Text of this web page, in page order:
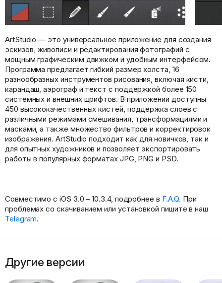
ArtStudio — это универсальное приложение для создания
эскизов, живописи и редактирования фотографий с
мощным графическим движком и удобным интерфейсом.
Программа предлагает гибкий размер холста, 16
разнообразных инструментов рисования, включая кисти,
карандаш, аэрограф и текст с поддержкой более 150
системных и внешних шрифтов. В приложении доступны
450 высококачественных кистей, поддержка слоев с
различными режимами смешивания, трансформациями и
масками, а также множество фильтров и корректировок
изображения. ArtStudio подходит как для новичков, так и
для опытных художников и позволяет экспортировать
работы в популярных форматах JPG, PNG и PSD.
Совместимо с iOS 3.0 – 10.3.4, подробнее в F.A.Q. При
проблемах со скачиванием или установкой пишите в наш
Telegram.
Другие версии